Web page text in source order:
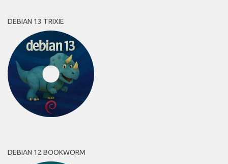
DEBIAN 13 TRIXIE
DEBIAN 12 BOOKWORM